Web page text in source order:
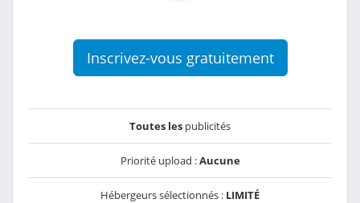
Inscrivez-vous gratuitement
Toutes les publicités
Priorité upload :Aucune
Hébergeurs sélectionnés : LIMITÉ